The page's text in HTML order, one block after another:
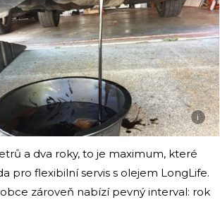
i
a dva roky, to je maximum, které
pro flexibilní servis s olejem LongLife.
zároveň nabízí pevný interval: rok